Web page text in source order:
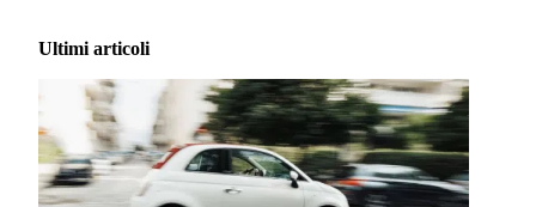
Ultimi articoli